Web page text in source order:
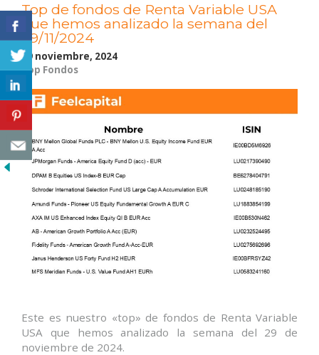
Top de fondos de Renta Variable USA
que hemos analizado la semana del
29/11/2024
29 noviembre, 2024
Top Fondos
Este es nuestro «top» de fondos de Renta Variable
USA que hemos analizado la semana del 29 de
noviembre de 2024.